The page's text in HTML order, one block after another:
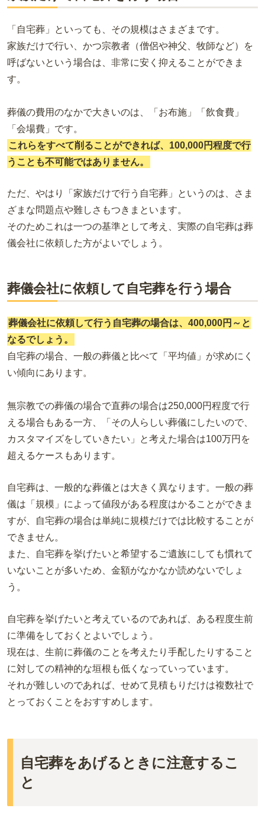
「自宅葬」といっても、その規模はさまざまです。
家族だけで行い、かつ宗教者（僧侶や神父、牧師など）を
呼ばないという場合は、非常に安く抑えることができま
す。
葬儀の費用のなかで大きいのは、「お布施」「飲食費」
「会場費」です。
これらをすべて削ることができれば、100,000円程度で行
うことも不可能ではありません。
ただ、やはり「家族だけで行う自宅葬」というのは、さま
ざまな問題点や難しさもつきまといます。
そのためこれは一つの基準として考え、実際の自宅葬は葬
儀会社に依頼した方がよいでしょう。
葬儀会社に依頼して自宅葬を行う場合
葬儀会社に依頼して行う自宅葬の場合は、400,000円～と
なるでしょう。
自宅葬の場合、一般の葬儀と比べて「平均値」が求めにく
い傾向にあります。
無宗教での葬儀の場合で直葬の場合は250,000円程度で行
える場合もある一方、「その人らしい葬儀にしたいので、
カスタマイズをしていきたい」と考えた場合は100万円を
超えるケースもあります。
自宅葬は、一般的な葬儀とは大きく異なります。一般の葬
儀は「規模」によって値段がある程度はかることができま
すが、自宅葬の場合は単純に規模だけでは比較することが
できません。
また、自宅葬を挙げたいと希望するご遺族にしても慣れて
いないことが多いため、金額がなかなか読めないでしょ
う。
自宅葬を挙げたいと考えているのであれば、ある程度生前
に準備をしておくとよいでしょう。
現在は、生前に葬儀のことを考えたり手配したりすること
に対しての精神的な垣根も低くなっていっています。
それが難しいのであれば、せめて見積もりだけは複数社で
とっておくことをおすすめします。
自宅葬をあげるときに注意するこ
と